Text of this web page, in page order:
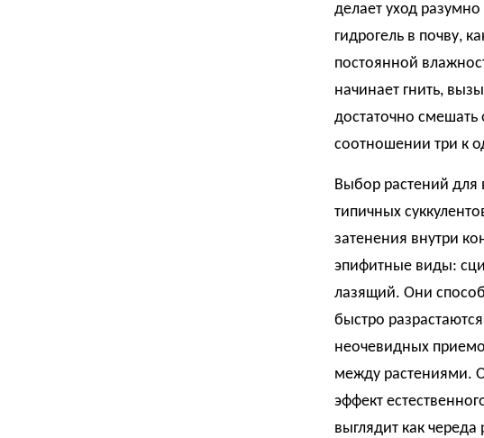
делает уход
гидрогель в почву,
постоянной
начинает гнить,
достаточно
соотношении три к
Выбор растений для
типичных
затенения внутри
эпифитные виды:
лазящий. Они
быстро
неочевидных
между растениями.
эффект
выглядит как